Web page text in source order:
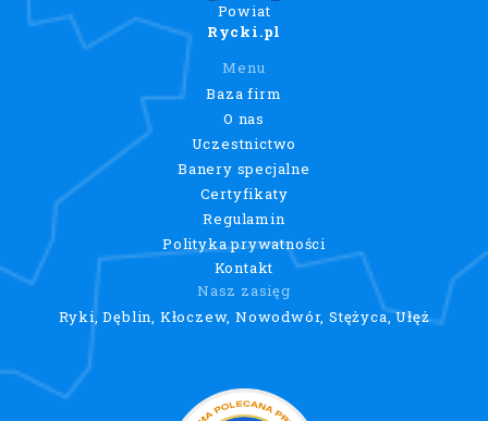
Powiat
Rycki.pl
Menu
Baza firm
O nas
Uczestnictwo
Banery specjalne
Certyfikaty
Regulamin
Polityka prywatności
Kontakt
Nasz zasięg
Ryki, Dęblin, Kłoczew, Nowodwór, Stężyca, Ułęż